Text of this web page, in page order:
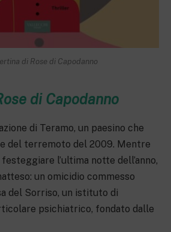
di Rose di Capodanno
di Capodanno
di Teramo, un paesino che
del terremoto del 2009. Mentre
l’ultima notte dell’anno,
un omicidio commesso
del Sorriso, un istituto di
psichiatrico, fondato dalle